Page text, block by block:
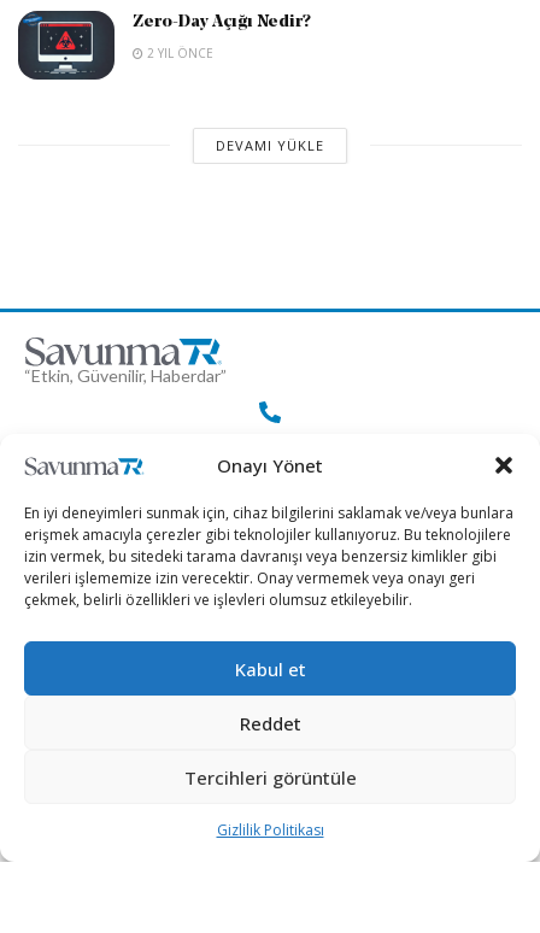
Onayı Yönet
En iyi deneyimleri sunmak için, cihaz bilgilerini saklamak ve/veya bunlara
erişmek amacıyla çerezler gibi teknolojiler kullanıyoruz. Bu teknolojilere
izin vermek, bu sitedeki tarama davranışı veya benzersiz kimlikler gibi
verileri işlememize izin verecektir. Onay vermemek veya onayı geri
çekmek, belirli özellikleri ve işlevleri olumsuz etkileyebilir.
Kabul et
Reddet
Tercihleri görüntüle
Gizlilik Politikası
Zero-Day Açığı Nedir?
2 YIL ÖNCE
DEVAMI YÜKLE
“Etkin, Güvenilir, Haberdar”
+90 530 308 17 96
iletisim@savunmatr.com
2026 © Savunma TR. Tüm Hakları Saklıdır.
Savunma Sanayii
Kategoriler
Siber Güvenlik
Politika
SavunmaTR